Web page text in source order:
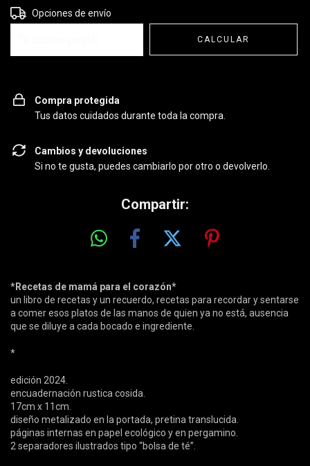
Entregas para el CP:
Opciones de envío
CALCULAR
Compra protegida
Tus datos cuidados durante toda la compra.
Cambios y devoluciones
Si no te gusta, puedes cambiarlo por otro o devolverlo.
Compartir:
*Recetas de mamá para el corazón*
un libro de recetas y un recuerdo, recetas para recordar y sentarse
a comer esos platos de las manos de quien ya no está, ausencia
que se diluye a cada bocado e ingrediente.
*
edición 2024.
encuadernación rustica cosida.
17cm x 11cm.
diseño metalizado en la portada, pretina translucida.
páginas internas en papel ecológico y en pergamino.
2 separadores ilustrados tipo “bolsa de té”.